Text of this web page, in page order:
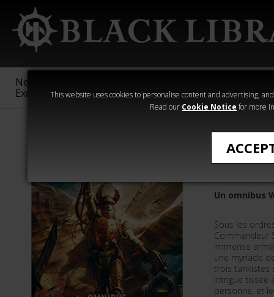
This website uses cookies to personalise content and advertising,
Read our Cookie Notice for more
New &
Exclusive
Sigmar
40,000
Heresy
La
Un omnibus
Sous les
Commandeur
immense
une myriade
trois tankistes
intrigue tissée
personne, et